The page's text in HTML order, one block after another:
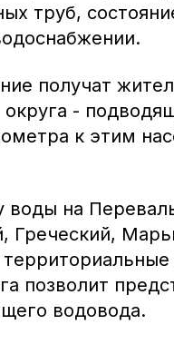
труб,
получат
округа -
к этим
воды на
Греческий,
позволит
водовода.